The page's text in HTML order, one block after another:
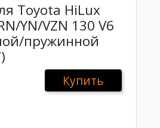
Toyota HiLux
YN/VZN 130 V6
пружинной
Купить